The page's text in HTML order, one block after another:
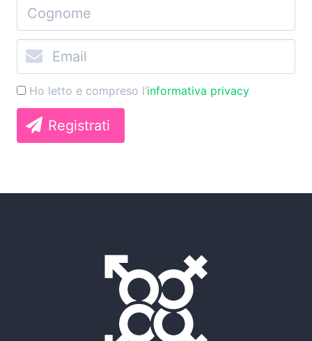
Ho letto e compreso l’informativa privacy
Registrati